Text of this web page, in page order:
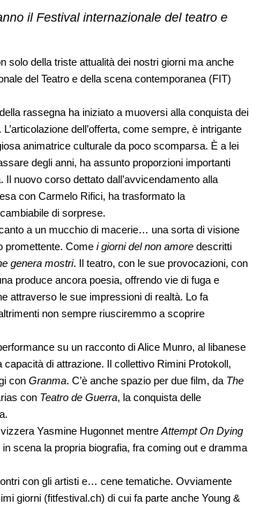
il Festival internazionale del teatro e
solo della triste attualità dei nostri giorni ma anche
del Teatro e della scena contemporanea (FIT)
rassegna ha iniziato a muoversi alla conquista dei
dell’offerta, come sempre, è intrigante
animatrice culturale da poco scomparsa. È a lei
degli anni, ha assunto proporzioni importanti
nuovo corso dettato dall’avvicendamento alla
con Carmelo Rifici, ha trasformato la
di sorprese.
a un mucchio di macerie… una sorta di visione
promettente. Come i giorni del non amore descritti
genera mostri. Il teatro, con le sue provocazioni, con
produce ancora poesia, offrendo vie di fuga e
attraverso le sue impressioni di realtà. Lo fa
non sempre riusciremmo a scoprire
su un racconto di Alice Munro, al libanese
di attrazione. Il collettivo Rimini Protokoll,
con Granma. C’è anche spazio per due film, da The
con Teatro de Guerra, la conquista delle
Yasmine Hugonnet mentre Attempt On Dying
scena la propria biografia, fra coming out e dramma
con gli artisti e… cene tematiche. Ovviamente
giorni (fitfestival.ch) di cui fa parte anche Young &